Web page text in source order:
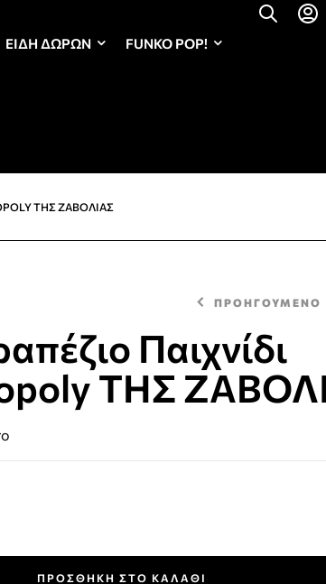
ΕΊΔΗ ΔΏΡΩΝ FUNKO POP!
ΤΗΣ ΖΑΒΟΛΙΑΣ
ΠΡΟΗΓΟΥΜΕΝΟ
45,00
30,00
Παιχνίδι
ΤΗΣ
ΠΡΟΣΘΉΚΗ ΣΤΟ ΚΑΛΆΘΙ